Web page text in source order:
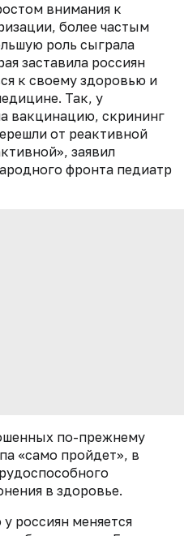
внимания к
более частым
роль сыграла
заставила россиян
к своему здоровью и
Так, у
вакцинацию, скрининг
от реактивной
заявил
фронта педиатр
по-прежнему
«само пройдет», в
в здоровье.
россиян меняется